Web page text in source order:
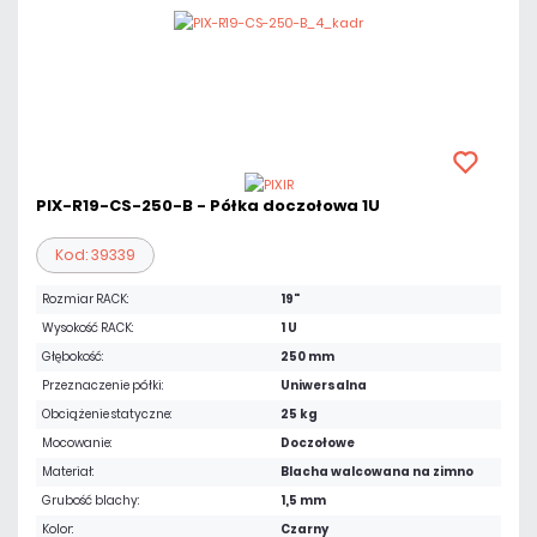
PIX-R19-CS-250-B - Półka doczołowa 1U
Kod: 39339
Rozmiar RACK:
19"
Wysokość RACK:
1 U
Głębokość:
250 mm
Przeznaczenie półki:
Uniwersalna
Obciążenie statyczne:
25 kg
Mocowanie:
Doczołowe
Materiał:
Blacha walcowana na zimno
Grubość blachy:
1,5 mm
Kolor:
Czarny